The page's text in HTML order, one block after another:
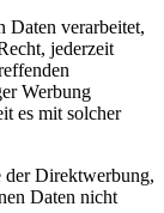
Daten verarbeitet,
jederzeit
Werbung
es mit solcher
der Direktwerbung,
Daten nicht